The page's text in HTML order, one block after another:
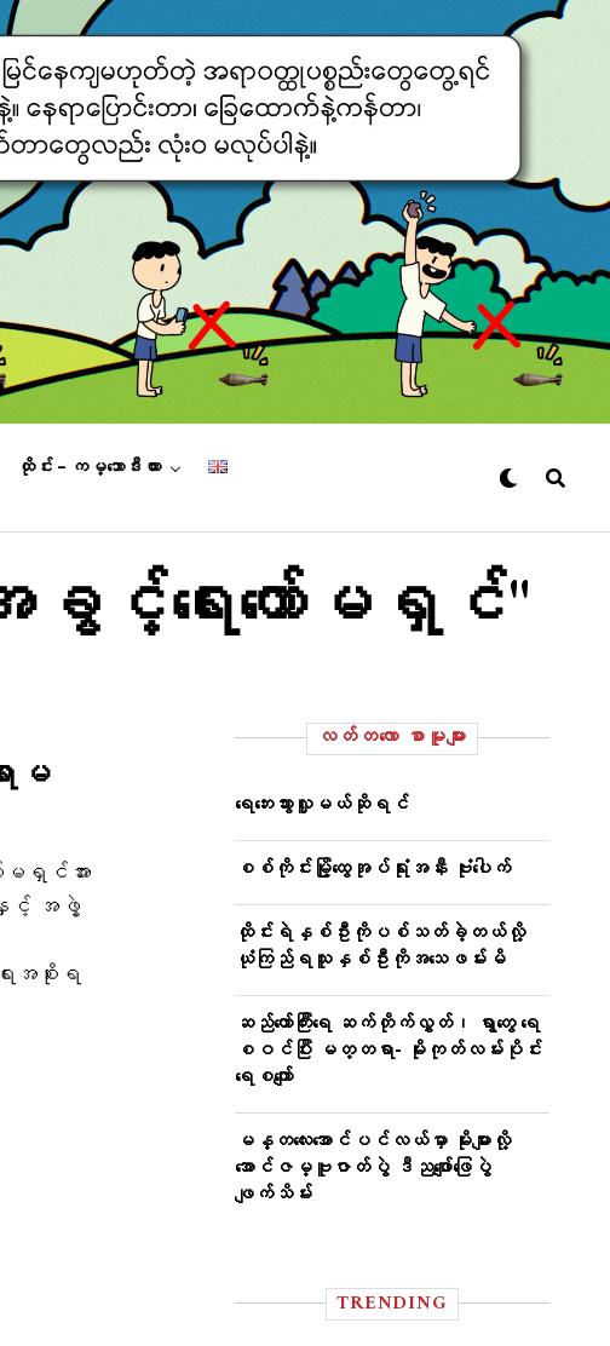
ထိုင်း – ကမ္ဘောဒီးယား
င့်ရေးကော်မရှင်"
မ
ရှင်အား
နှင့် အဖွဲ့
းအစိုးရ
လတ်တ‌လော စာမူများ
ရေဘေးသွားလှူမယ်ဆိုရင်
စစ်ကိုင်းမြို့ထွေအုပ်ရုံးအနီး ဗုံးပေါက်
ထိုင်းရဲနှစ်ဦးကိုပစ်သတ်ခဲ့တယ်လို့
ယုံကြည်ရသူနှစ်ဦးကိုအသေဖမ်းမိ
ဆည်တော်ကြီးရေ ဆက်တိုက်လွှတ်၊ ရွာတွေ ရေ
စဝင်ပြီး မတ္တရာ- မိုးကုတ်လမ်းပိုင်း
ရေစကျော်
မန္တလေးအောင်ပင်လယ်မှာ မိုးများလို့
အောင်ဇမ္ဗူဇာတ်ပွဲ ဒီညဖျော်ဖြေပွဲ
ဖျက်သိမ်း
TRENDING